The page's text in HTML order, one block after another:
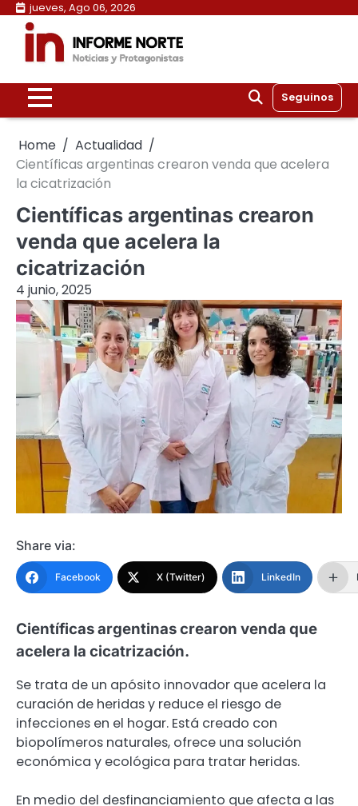
Skip
content
jueves, Ago 06, 2026
Seguinos
Home
Actualidad
Científicas argentinas crearon venda que acelera
la cicatrización
Científicas argentinas crearon
venda que acelera la
cicatrización
4 junio, 2025
Share via:
Facebook X (Twitter) LinkedIn
Científicas argentinas crearon venda que
acelera la cicatrización.
Se trata de un apósito innovador que acelera la
curación de heridas y reduce el riesgo de
infecciones en el hogar. Está creado con
biopolímeros naturales, ofrece una solución
económica y ecológica para tratar heridas.
En medio del desfinanciamiento que afecta a las